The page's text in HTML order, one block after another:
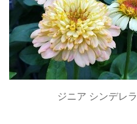
ジニア シンデレラ